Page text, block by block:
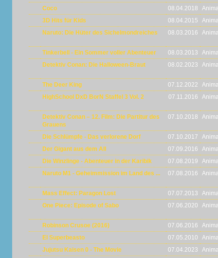
Coco
08.04.2018
3D Hits für Kids
08.04.2015
Naruto: Die Hüter des Sichelmondreiches
08.03.2016
Tinkerbell - Ein Sommer voller Abenteuer 08.03.2013
Detektiv Conan: Die Halloween-Braut
08.02.2023
The Deer King 07.12.2022
HighSchool DxD BorN Staffel 3 Vol. 2
07.11.2016
Detektiv Conan – 12. Film: Die Partitur des
Grauens
07.10.2018
Die Schlümpfe - Das verlorene Dorf 07.10.2017
Der Gigant aus dem All
07.09.2016
Die Winzlinge - Abenteuer in der Karibik
07.08.2019
Naruto M1 - Geheimmission im Land des ...
07.08.2016
Mass Effect: Paragon Lost 07.07.2013
One Piece: Episode of Sabo
07.06.2020
Robinson Crusoe (2016) 07.06.2016
El Superbeasto
07.05.2010
Jujutsu Kaisen 0 - The Movie
07.04.2023